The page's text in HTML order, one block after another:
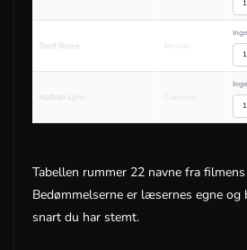
1
Trent Rowe Melvin
1
Nathan Lynn
1
Tabellen rummer 22 navne fra
Bedømmelserne er læsernes egne og
snart du har stemt.